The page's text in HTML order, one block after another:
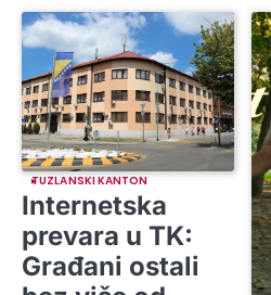
TUZLANSKI KANTON
Internetska
prevara u TK:
Građani ostali